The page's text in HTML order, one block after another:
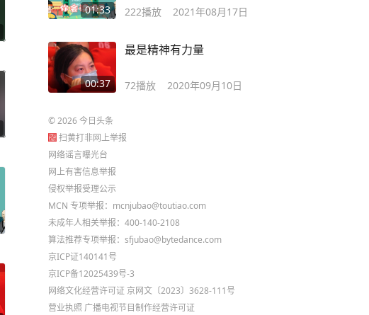
01:33 222播放 2021年08月17日
00:37
最是精神有力量
72播放 2020年09月10日
©2026今日头条
扫黄打非网上举报
网络谣言曝光台
网上有害信息举报
侵权举报受理公示
MCN 专项举报：mcnjubao@toutiao.com
未成年人相关举报：400-140-2108
算法推荐专项举报：sfjubao@bytedance.com
京ICP证140141号
京ICP备12025439号-3
网络文化经营许可证 京网文〔2023〕3628-111号
营业执照 广播电视节目制作经营许可证